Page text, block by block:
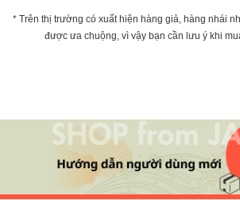
* Trên thị trường có xuất hiện hàng giả, hàng nhái
được ưa chuộng, vì vậy bạn cần lưu ý khi